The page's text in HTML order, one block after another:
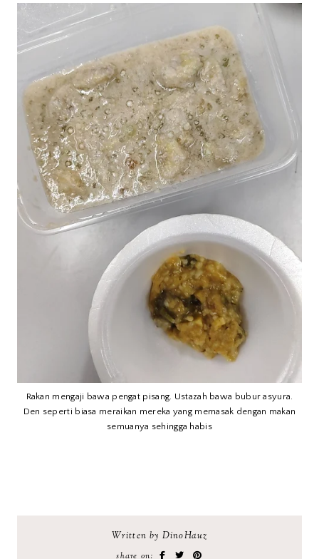
Rakan mengaji bawa pengat pisang. Ustazah bawa bubur asyura.
Den seperti biasa meraikan mereka yang memasak dengan makan
semuanya sehingga habis
Written by DinoHauz
share on: